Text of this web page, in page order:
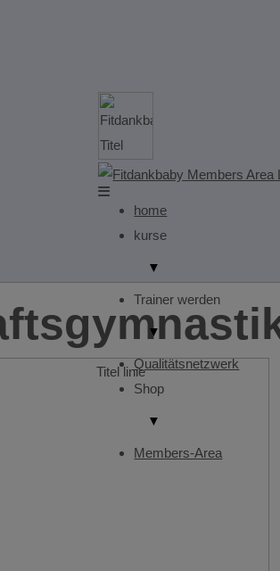
home
kurse
▼
Trainer werden
▼
Qualitätsnetzwerk
Shop
▼
Members-Area